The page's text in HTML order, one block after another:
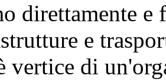
direttamente
e
vertice di